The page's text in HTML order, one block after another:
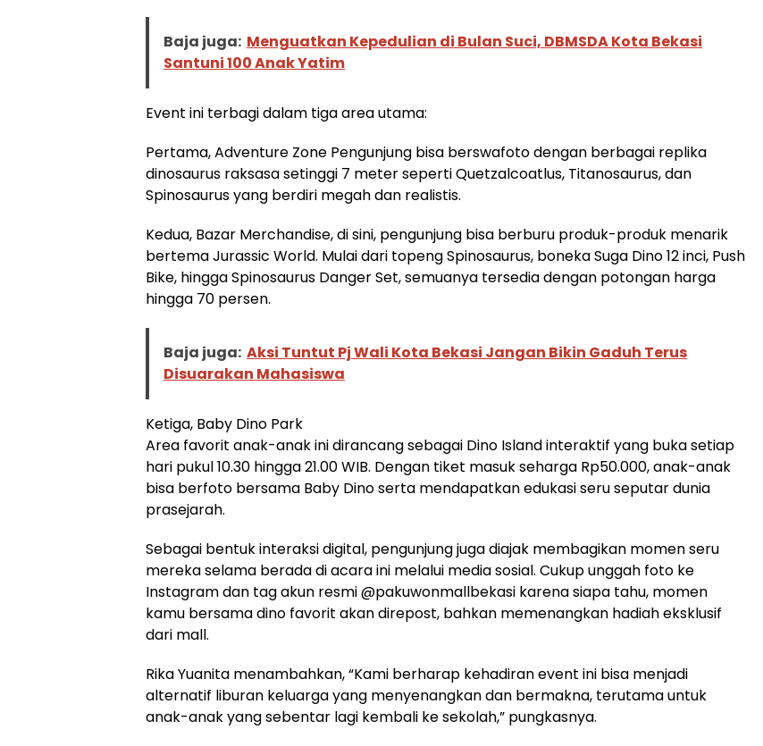
Baja juga: Menguatkan Kepedulian di Bulan Suci, DBMSDA Kota Bekasi
Santuni 100 Anak Yatim
Event ini terbagi dalam tiga area utama:
Pertama, Adventure Zone Pengunjung bisa berswafoto dengan berbagai replika
dinosaurus raksasa setinggi 7 meter seperti Quetzalcoatlus, Titanosaurus, dan
Spinosaurus yang berdiri megah dan realistis.
Kedua, Bazar Merchandise, di sini, pengunjung bisa berburu produk-produk menarik
bertema Jurassic World. Mulai dari topeng Spinosaurus, boneka Suga Dino 12 inci, Push
Bike, hingga Spinosaurus Danger Set, semuanya tersedia dengan potongan harga
hingga 70 persen.
Baja juga: Aksi Tuntut Pj Wali Kota Bekasi Jangan Bikin Gaduh Terus
Disuarakan Mahasiswa
Ketiga, Baby Dino Park
Area favorit anak-anak ini dirancang sebagai Dino Island interaktif yang buka setiap
hari pukul 10.30 hingga 21.00 WIB. Dengan tiket masuk seharga Rp50.000, anak-anak
bisa berfoto bersama Baby Dino serta mendapatkan edukasi seru seputar dunia
prasejarah.
Sebagai bentuk interaksi digital, pengunjung juga diajak membagikan momen seru
mereka selama berada di acara ini melalui media sosial. Cukup unggah foto ke
Instagram dan tag akun resmi @pakuwonmallbekasi karena siapa tahu, momen
kamu bersama dino favorit akan direpost, bahkan memenangkan hadiah eksklusif
dari mall.
Rika Yuanita menambahkan, “Kami berharap kehadiran event ini bisa menjadi
alternatif liburan keluarga yang menyenangkan dan bermakna, terutama untuk
anak-anak yang sebentar lagi kembali ke sekolah,” pungkasnya.